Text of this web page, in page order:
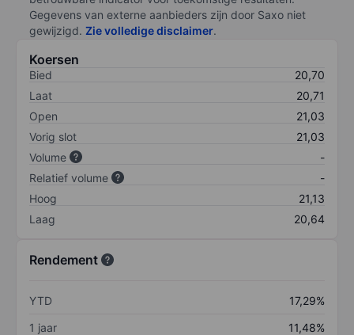
Gegevens van externe aanbieders zijn door Saxo niet
gewijzigd. Zie volledige disclaimer.
Koersen
Bied
20,70
Laat
20,71
Open
21,03
Vorig slot
21,03
Volume
-
Relatief volume
-
Hoog
21,13
Laag
20,64
Rendement
YTD
17,29%
1 jaar
11,48%